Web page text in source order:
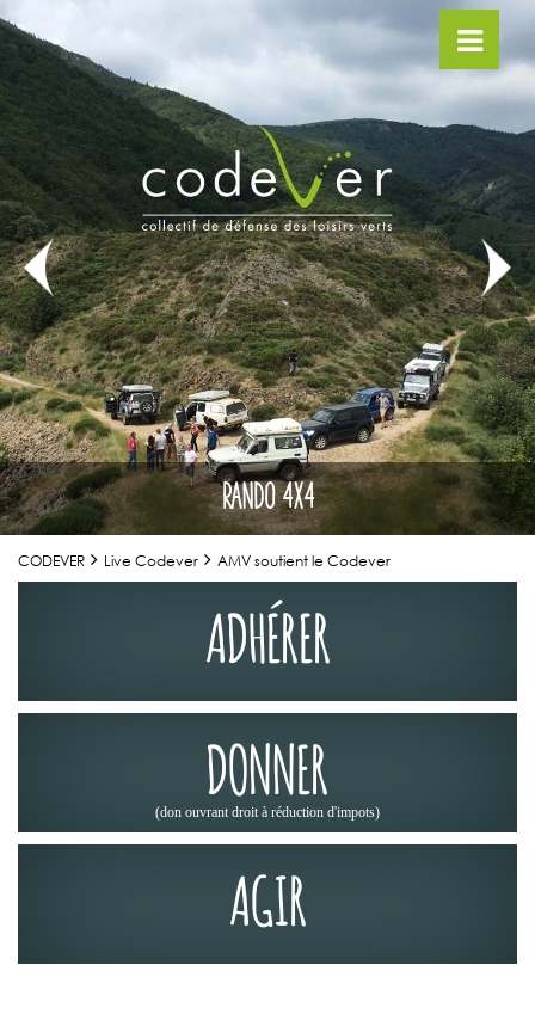
RANDO 4X4
CODEVER Live Codever AMV soutient le Codever
ADHÉRER
DONNER
(don ouvrant droit à réduction d'impots)
AGIR